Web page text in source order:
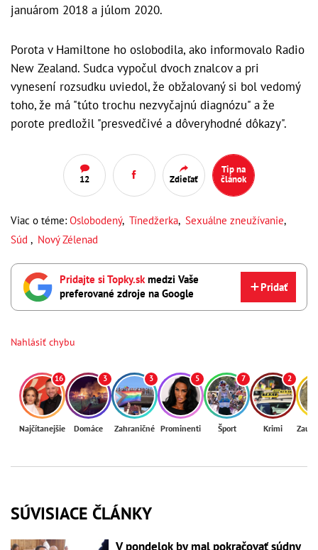
januárom 2018 a júlom 2020.
Porota v Hamiltone ho oslobodila, ako informovalo Radio
New Zealand. Sudca vypočul dvoch znalcov a pri
vynesení rozsudku uviedol, že obžalovaný si bol vedomý
toho, že má "túto trochu nezvyčajnú diagnózu" a že
porote predložil "presvedčivé a dôveryhodné dôkazy".
12 Zdieľať
Tip na
článok
Viac o téme: Oslobodený, Tínedžerka, Sexuálne zneužívanie,
Súd , Nový Zélenad
Pridajte si Topky.skmedzi Vaše
preferované zdroje na Google
Pridať
Nahlásiť chybu
16
Najčítanejšie
3
Domáce
3
Zahraničné
5
Prominenti
7
Šport
2
Krimi
SÚVISIACE ČLÁNKY
V pondelok by mal pokračovať súdny